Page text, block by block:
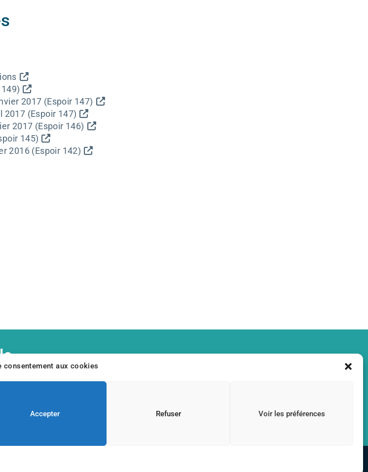
consentement aux cookies
Accepter Refuser Voir les préférences
2017 (Espoir 147)
2017 (Espoir 147)
2017 (Espoir 146)
145)
2016 (Espoir 142)
compter sur votre aide !